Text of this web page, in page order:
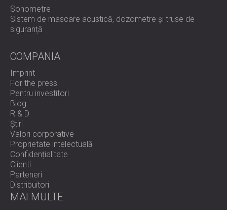
Sonometre
Sistem de mascare acustică, dozometre și truse de
siguranță
COMPANIA
Imprint
For the press
Pentru investitori
Blog
R & D
Știri
Valori corporative
Proprietate intelectuală
Confidențialitate
Clienti
Parteneri
Distribuitori
MAI MULTE